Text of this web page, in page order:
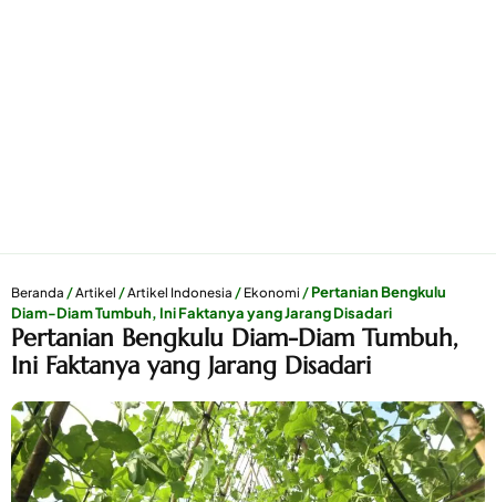
Beranda /Artikel /Artikel Indonesia / Ekonomi /Pertanian Bengkulu
Diam-Diam Tumbuh, Ini Faktanya yang Jarang Disadari
Pertanian Bengkulu Diam-Diam Tumbuh,
Ini Faktanya yang Jarang Disadari